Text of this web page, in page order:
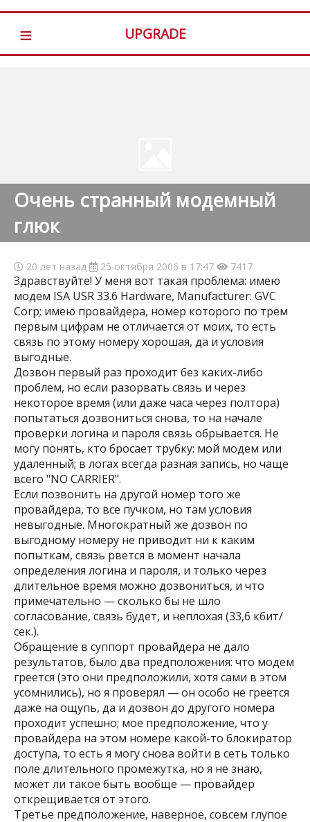
≡ UPGRADE
Очень странный модемный
глюк
20 лет назад 25 октября 2006 в 17:47 7417
Здравствуйте! У меня вот такая проблема: имею
модем ISA USR 33.6 Hardware, Manufacturer: GVC
Corp; имею провайдера, номер которого по трем
первым цифрам не отличается от моих, то есть
связь по этому номеру хорошая, да и условия
выгодные.
Дозвон первый раз проходит без каких-либо
проблем, но если разорвать связь и через
некоторое время (или даже часа через полтора)
попытаться дозвониться снова, то на начале
проверки логина и пароля связь обрывается. Не
могу понять, кто бросает трубку: мой модем или
удаленный; в логах всегда разная запись, но чаще
всего "NO CARRIER".
Если позвонить на другой номер того же
провайдера, то все пучком, но там условия
невыгодные. Многократный же дозвон по
выгодному номеру не приводит ни к каким
попыткам, связь рвется в момент начала
определения логина и пароля, и только через
длительное время можно дозвониться, и что
примечательно — сколько бы не шло
согласование, связь будет, и неплохая (33,6 кбит/
сек.).
Обращение в суппорт провайдера не дало
результатов, было два предположения: что модем
греется (это они предположили, хотя сами в этом
усомнились), но я проверял — он особо не греется
даже на ощупь, да и дозвон до другого номера
проходит успешно; мое предположение, что у
провайдера на этом номере какой-то блокиратор
доступа, то есть я могу снова войти в сеть только
поле длительного промежутка, но я не знаю,
может ли такое быть вообще — провайдер
открещивается от этого.
Третье предположение, наверное, совсем глупое